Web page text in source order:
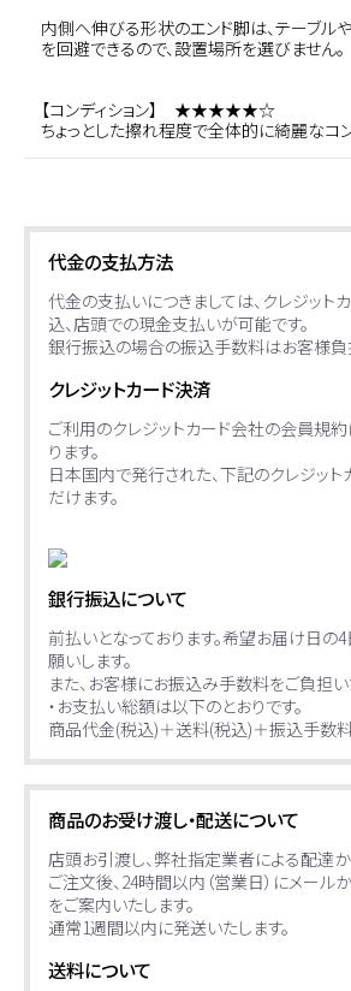
内側へ伸びる形状のエンド脚は、テーブル
を回避できるので、設置場所を選びません。
【コンディション】 ★★★★★☆
ちょっとした擦れ程度で全体的に綺麗なコン
代金の支払方法
代金の支払いにつきましては、クレジット
込、店頭での現金支払いが可能です。
銀行振込の場合の振込手数料はお客様負
クレジットカード決済
ご利用のクレジットカード会社の会員規
ります。
日本国内で発行された、下記のクレジッ
だけます。
銀行振込について
前払いとなっております。希望お届け日の
願いします。
また、お客様にお振込み手数料をご負担い
・お支払い総額は以下のとおりです。
商品代金(税込)＋送料(税込)＋振込手数料
商品のお受け渡し・配送について
店頭お引渡し、弊社指定業者による配達か
ご注文後、24時間以内（営業日）にメー
をご案内いたします。
通常1週間以内に発送いたします。
送料について